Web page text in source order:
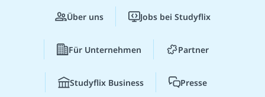
Über uns Jobs bei Studyflix
Für Unternehmen Partner
Studyflix Business Presse